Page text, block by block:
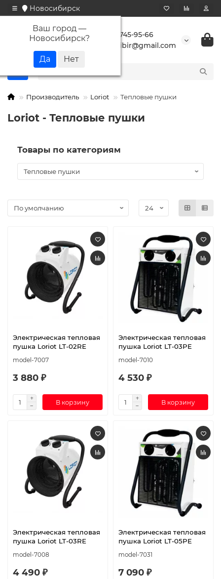
Новосибирск
Ваш город —
Новосибирск?
+7 923 745-95-66
buransibir@gmail.com
Производитель Loriot Тепловые пушки
Loriot - Тепловые пушки
Товары по категориям
Электрическая тепловая
пушка Loriot LT-02RE
model-7007
3 880 ₽
В корзину
Электрическая тепловая
пушка Loriot LT-03PE
model-7010
4 530 ₽
В корзину
Электрическая тепловая
пушка Loriot LT-03RE
model-7008
4 490 ₽
Электрическая тепловая
пушка Loriot LT-05PE
model-7031
7 090 ₽